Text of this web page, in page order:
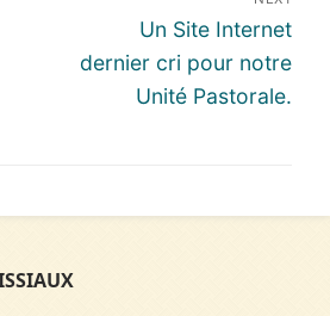
Next
post:
Un Site Internet
dernier cri pour notre
Unité Pastorale.